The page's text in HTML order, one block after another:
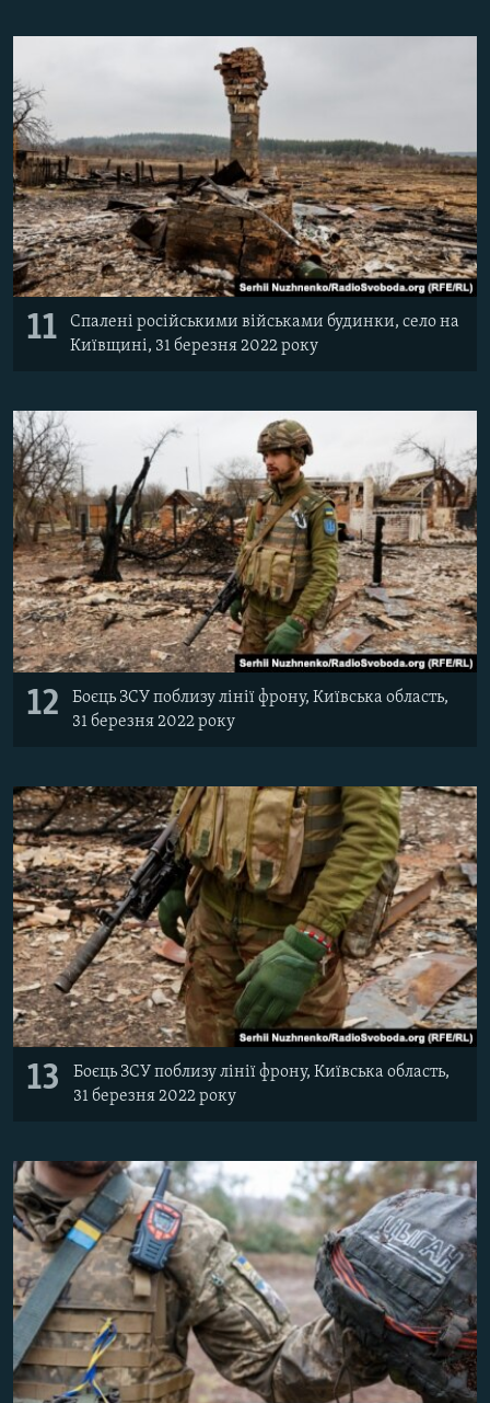
11
Спалені російськими військами будинки, село на
Київщині, 31 березня 2022 року
12
Боєць ЗСУ поблизу лінії фрону, Київська область,
31 березня 2022 року
13
Боєць ЗСУ поблизу лінії фрону, Київська область,
31 березня 2022 року